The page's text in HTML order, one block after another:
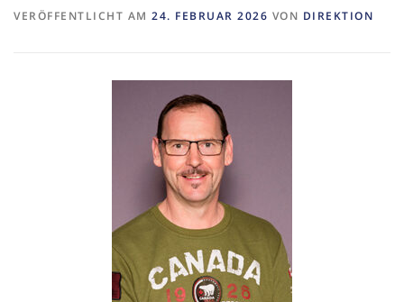
KONTAKT
VERÖFFENTLICHT AM 24. FEBRUAR 2026 VON DIREKTION